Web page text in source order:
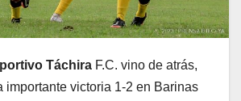
Táchira F.C. vino de atrás,
importante victoria 1-2 en Barinas